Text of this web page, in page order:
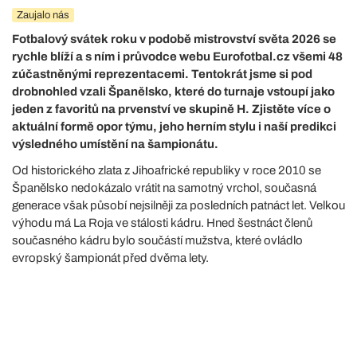
Zaujalo nás
Fotbalový svátek roku v podobě mistrovství světa 2026 se
rychle blíží a s ním i průvodce webu Eurofotbal.cz všemi 48
zúčastněnými reprezentacemi. Tentokrát jsme si pod
drobnohled vzali Španělsko, které do turnaje vstoupí jako
jeden z favoritů na prvenství ve skupině H. Zjistěte více o
aktuální formě opor týmu, jeho herním stylu i naší predikci
výsledného umístění na šampionátu.
Od historického zlata z Jihoafrické republiky v roce 2010 se
Španělsko nedokázalo vrátit na samotný vrchol, současná
generace však působí nejsilněji za posledních patnáct let. Velkou
výhodu má La Roja ve stálosti kádru. Hned šestnáct členů
současného kádru bylo součástí mužstva, které ovládlo
evropský šampionát před dvěma lety.